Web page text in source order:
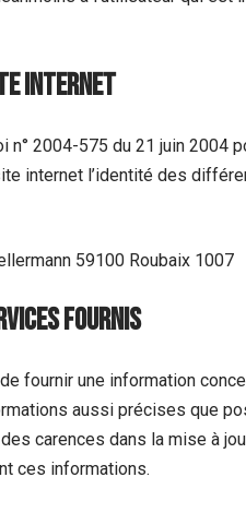
internet
n° 2004-575 du 21 juin 2004
internet l’identité des
59100 Roubaix 1007
fournis
fournir une information
aussi précises que
carences dans la mise à
ces informations.